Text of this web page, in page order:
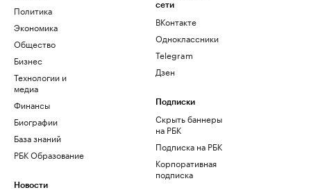
Политика
Экономика
Общество
Бизнес
Технологии и
медиа
Финансы
Биографии
База знаний
РБК Образование
Новости
сети
ВКонтакте
Одноклассники
Telegram
Дзен
Подписки
Скрыть баннеры
на РБК
Подписка на РБК
Корпоративная
подписка